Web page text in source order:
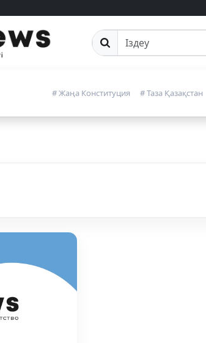
Сайттан іздеу
# Жаңа Конституция # Таза Қазақстан